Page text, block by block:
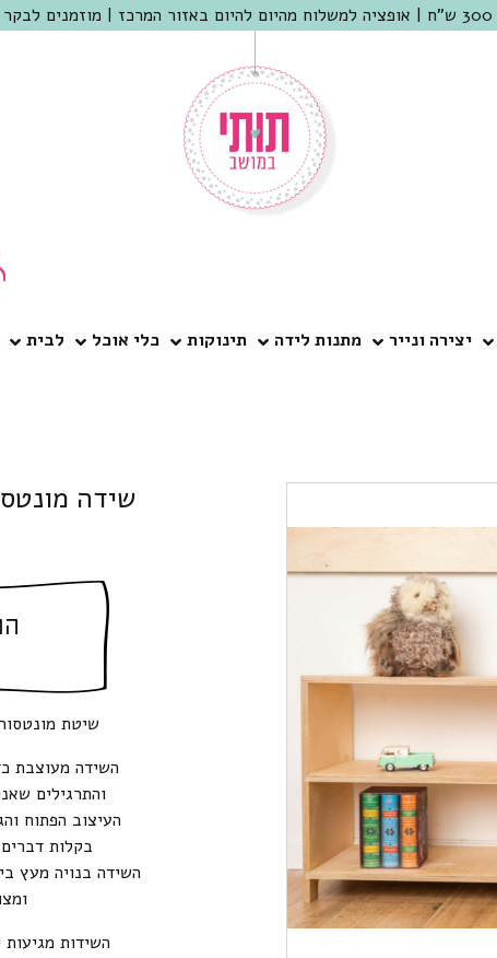
יצירה ונייר מתנות לידה תינוקות כלי אוכל לבית
שידה מונטסורית 1 מטר
שיטת
השידה מעוצבת
והתרגילים
העיצוב הפתוח
בקלות
השידה בנויה מעץ
השידות מגיעות